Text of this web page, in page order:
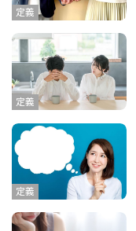
定義
定義
定義